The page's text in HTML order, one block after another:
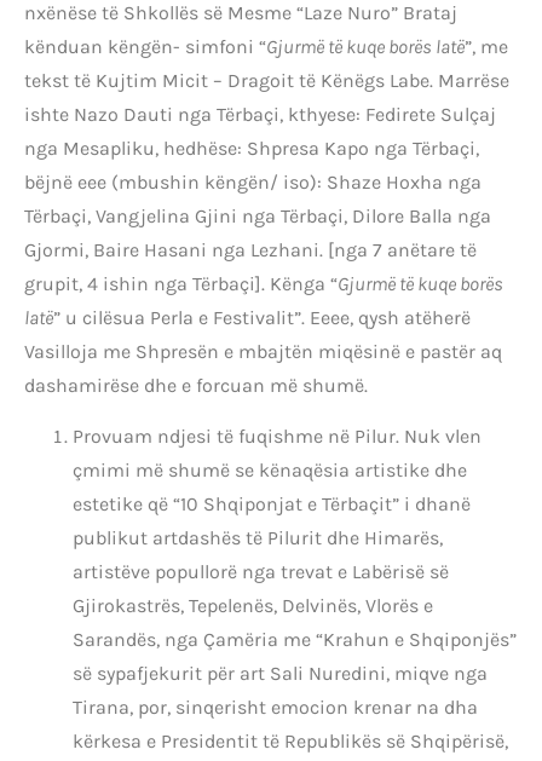
nxënëse të Shkollës së Mesme “Laze Nuro” Brataj
kënduan këngën- simfoni “Gjurmë të kuqe borës latë”, me
tekst të Kujtim Micit – Dragoit të Kënëgs Labe. Marrëse
ishte Nazo Dauti nga Tërbaçi, kthyese: Fedirete Sulçaj
nga Mesapliku, hedhëse: Shpresa Kapo nga Tërbaçi,
bëjnë eee (mbushin këngën/ iso): Shaze Hoxha nga
Tërbaçi, Vangjelina Gjini nga Tërbaçi, Dilore Balla nga
Gjormi, Baire Hasani nga Lezhani. [nga 7 anëtare të
grupit, 4 ishin nga Tërbaçi]. Kënga “Gjurmë të kuqe borës
latë” u cilësua Perla e Festivalit”. Eeee, qysh atëherë
Vasilloja me Shpresën e mbajtën miqësinë e pastër aq
dashamirëse dhe e forcuan më shumë.
Provuam ndjesi të fuqishme në Pilur. Nuk vlen
çmimi më shumë se kënaqësia artistike dhe
estetike që “10 Shqiponjat e Tërbaçit” i dhanë
publikut artdashës të Pilurit dhe Himarës,
artistëve popullorë nga trevat e Labërisë së
Gjirokastrës, Tepelenës, Delvinës, Vlorës e
Sarandës, nga Çamëria me “Krahun e Shqiponjës”
së sypafjekurit për art Sali Nuredini, miqve nga
Tirana, por, sinqerisht emocion krenar na dha
kërkesa e Presidentit të Republikës së Shqipërisë,